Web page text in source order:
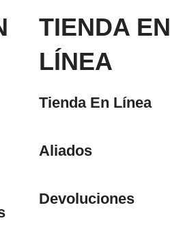
TIENDA EN
LÍNEA
Tienda En Línea
Aliados
Devoluciones